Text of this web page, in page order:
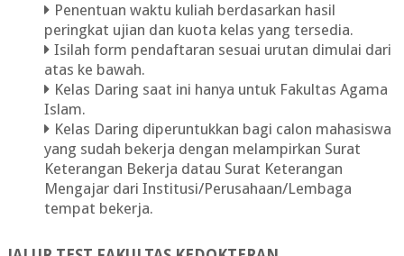
Penentuan waktu kuliah berdasarkan hasil
peringkat ujian dan kuota kelas yang tersedia.
Isilah form pendaftaran sesuai urutan dimulai dari
atas ke bawah.
Kelas Daring saat ini hanya untuk Fakultas Agama
Islam.
Kelas Daring diperuntukkan bagi calon mahasiswa
yang sudah bekerja dengan melampirkan Surat
Keterangan Bekerja datau Surat Keterangan
Mengajar dari Institusi/Perusahaan/Lembaga
tempat bekerja.